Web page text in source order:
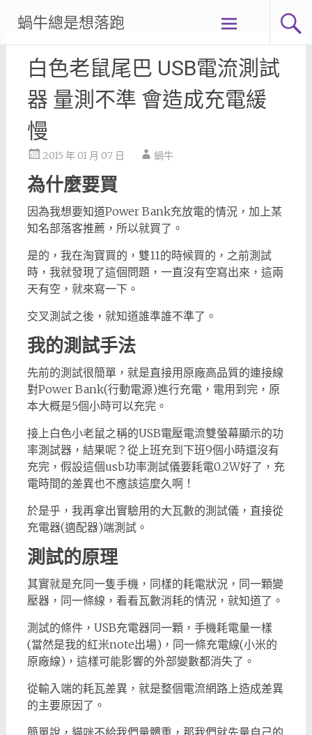
content
蝸牛總是想落跑
白色老鼠尾巴 USB電流測試
器 量測不準 會造成充電緩
慢
2015 年 01 月 07 日 蝸牛
為什麼要買
因為我想要知道Power Bank充放電的情況，加上某
知名部落客推薦，所以就買了。
是的，我在淘寶買的，雙11的時候買的，之前測試
時，我就發現了這個問題，一直沒有空寫出來，這兩
天有空，就來寫一下。
交叉測試之後，就知道誰準誰不準了。
我的測試手法
先前的測試很簡單，就是直接用原廠高品質的連接線
對Power Bank(行動電源)進行充電，電用到完，原
本大概是5個小時可以充完。
接上白色小老鼠之稱的USB電壓電流雙螢幕顯示的功
率測試器，結果呢？從上班充到下班9個小時還沒有
充完，假設這個usb功率測試儀要耗電0.2W好了，充
電時間的差異也不應該這麼久啊！
於是乎，我再拿出實驗用的大瓦數的測試儀，直接從
充電器(適配器)端測試。
測試的原理
其實就是充同一隻手機，同樣的耗電狀況，同一顆變
壓器，同一條線，看看瓦數消耗的情況，就知道了。
測試的條件，USB充電器同一顆，手機耗電量一樣
(當然是我的紅米note出場)，同一條充電線(小米的
原廠線)，這樣可能影響的外部變數都消失了。
從輸入端的耗瓦差異，就是整個電流網路上造成差異
的主要原因了。
簡單說，貓咪不給我們量體重，那我們就先量自己的